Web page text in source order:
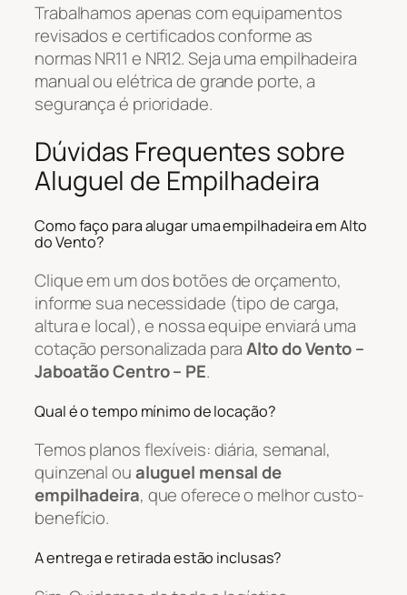
Trabalhamos apenas com equipamentos
revisados e certificados conforme as
normas NR11 e NR12. Seja uma empilhadeira
manual ou elétrica de grande porte, a
segurança é prioridade.
Dúvidas Frequentes sobre
Aluguel de Empilhadeira
Como faço para alugar uma empilhadeira em Alto
do Vento?
Clique em um dos botões de orçamento,
informe sua necessidade (tipo de carga,
altura e local), e nossa equipe enviará uma
cotação personalizada paraAlto do Vento –
Jaboatão Centro – PE.
Qual é o tempo mínimo de locação?
Temos planos flexíveis: diária, semanal,
quinzenal oualuguel mensal de
empilhadeira, que oferece o melhor custo-
benefício.
A entrega e retirada estão inclusas?